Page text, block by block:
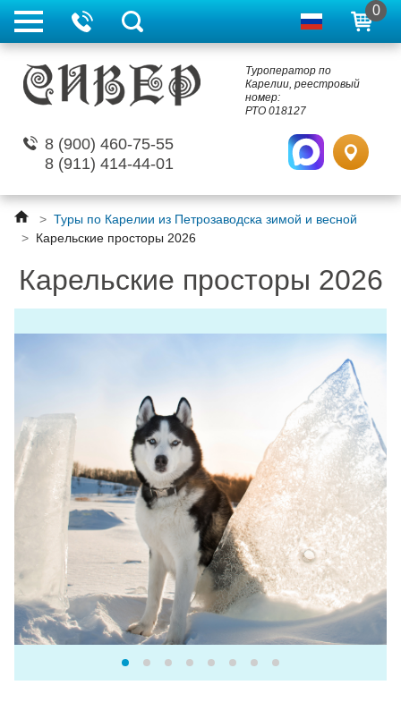
0
Туроператор по
Карелии, реестровый
номер:
РТО 018127
8 (900) 460-75-55
8 (911) 414-44-01
> Туры по Карелии из Петрозаводска зимой и весной
> Карельские просторы 2026
Карельские просторы 2026